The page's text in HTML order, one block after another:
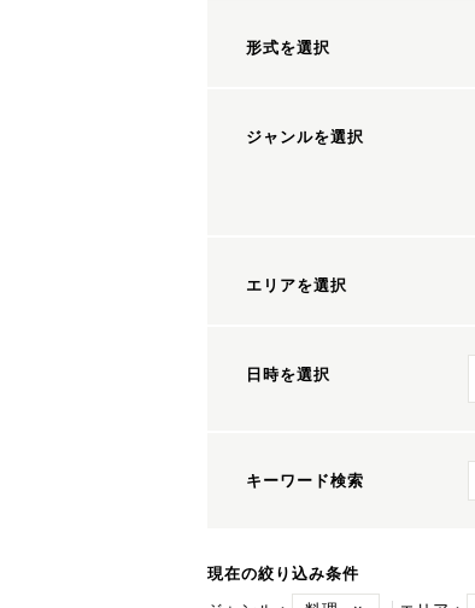
形式を選択
ジャンルを選択
エリアを選択
日時を選択
キーワード検索
現在の絞り込み条件